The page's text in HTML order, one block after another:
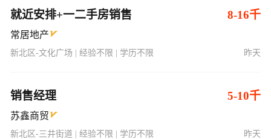
就近安排+一二手房销售 8-16千
常居地产
新北区-文化广场 | 经验不限 | 学历不限 昨天
销售经理 5-10千
苏鑫商贸
新北区-三井街道 | 经验不限 | 学历不限 昨天